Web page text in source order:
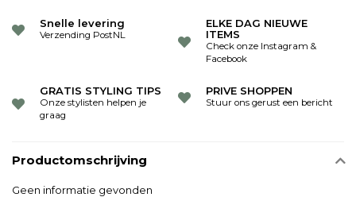
Snelle levering
Verzending PostNL
ELKE DAG NIEUWE
ITEMS
Check onze Instagram &
Facebook
GRATIS STYLING TIPS
Onze stylisten helpen je
graag
PRIVE SHOPPEN
Stuur ons gerust een bericht
Productomschrijving
Geen informatie gevonden